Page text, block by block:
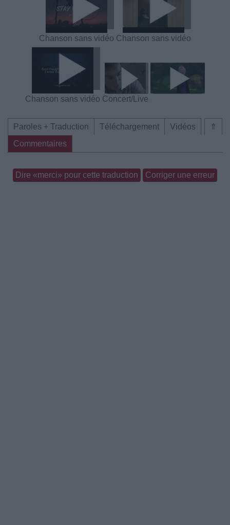
Chanson sans vidéo Chanson sans vidéo
Chanson sans vidéo Concert/Live
⇑
Paroles + Traduction Téléchargement
Vidéos
Commentaires
Dire «merci» pour cette traduction Corriger une erreur